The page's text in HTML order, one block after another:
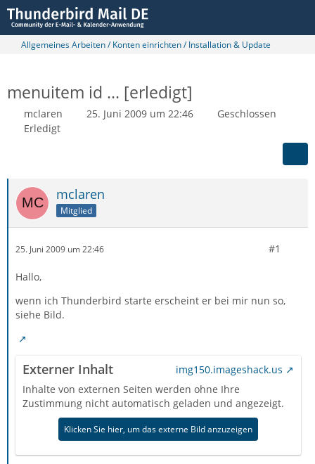
Allgemeines Arbeiten / Konten einrichten / Installation & Update
menuitem id ... [erledigt]
mclaren 25. Juni 2009 um 22:46
Geschlossen
Erledigt
mclaren
Mitglied
25. Juni 2009 um 22:46 #1
Hallo,
wenn ich Thunderbird starte erscheint er bei mir nun so,
siehe Bild.
Externer Inhalt
img150.imageshack.us
Inhalte von externen Seiten werden ohne Ihre
Zustimmung nicht automatisch geladen und angezeigt.
Klicken Sie hier, um das externe Bild anzuzeigen